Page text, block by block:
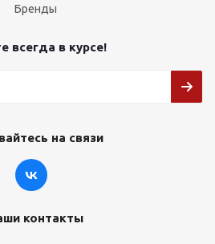
Бренды
всегда в курсе!
на связи
контакты